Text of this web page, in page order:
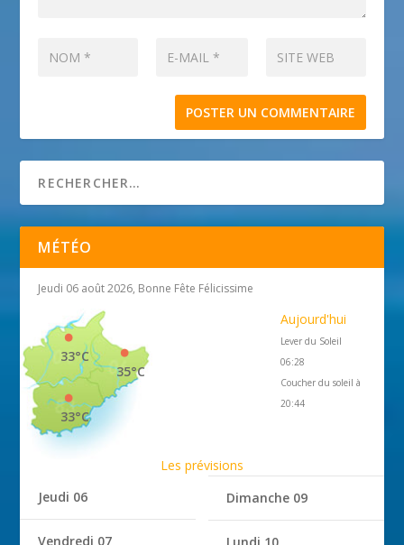
MÉTÉO
Jeudi 06 août 2026, Bonne Fête Félicissime
35°C
33°C
33°C
Aujourd'hui
Lever du Soleil
06:28
Coucher du soleil à
20:44
Les prévisions
Jeudi 06
Vendredi 07
Dimanche 09